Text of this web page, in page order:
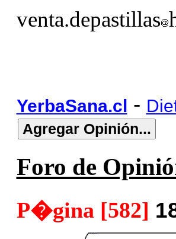
venta.depastillas
YerbaSana.cl -
Foro de
P�gina [582]